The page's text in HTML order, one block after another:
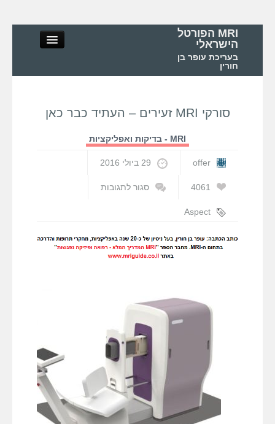
MRI הפורטל
הישראלי
בעריכת עופר בן
חורין
MRI – מושגי יסוד ופיזיקה
MRI – בדיקות ואפליקציות
MRI בישראל ובעולם
צור קשר
סורקי MRI זעירים – העתיד כבר כאן
MRI - בדיקות ואפליקציות
offer 29 ביולי 2016
4061
סגור לתגובות
זעירים
–
העתיד
Aspect
המדריך המלא ,
אספקט הדמיה,